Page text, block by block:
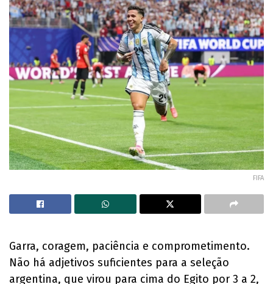
FIFA
Garra, coragem, paciência e comprometimento.
Não há adjetivos suficientes para a seleção
argentina, que virou para cima do Egito por 3 a 2,